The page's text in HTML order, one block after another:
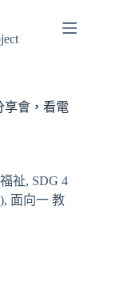
享會，看電
祉, SDG 4
, 面向一 教